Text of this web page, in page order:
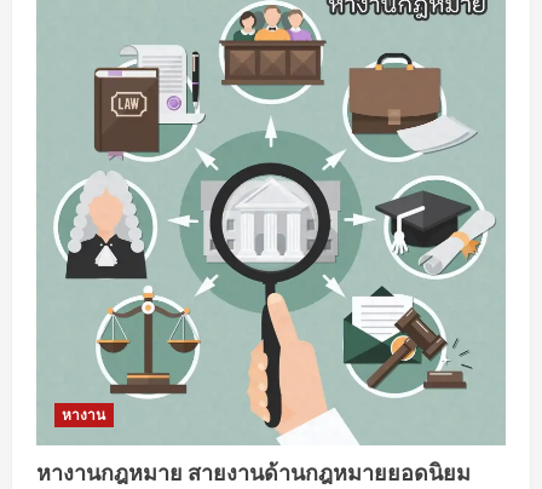
หางาน
หางานกฎหมาย สายงานด้านกฎหมายยอดนิยม